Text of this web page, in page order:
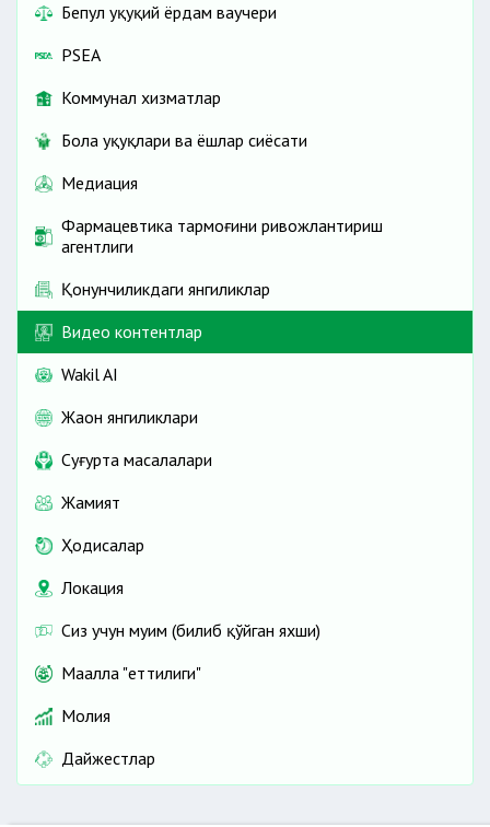
Бепул ҳуқуқий ёрдам ваучери
PSEA
Коммунал хизматлар
Бола ҳуқуқлари ва ёшлар сиёсати
Медиация
Фармацевтика тармоғини ривожлантириш
агентлиги
Қонунчиликдаги янгиликлар
Видео контентлар
Wakil AI
Жаҳон янгиликлари
Cуғурта масалалари
Жамият
Ҳодисалар
Локация
Сиз учун муҳим (билиб қўйган яхши)
Маҳалла "еттилиги"
Молия
Дайжестлар